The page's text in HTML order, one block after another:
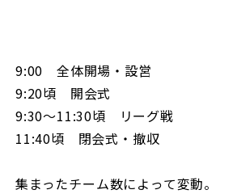
9:00 全体開場・設営
9:20頃 開会式
9:30～11:30頃 リーグ戦
11:40頃 閉会式・撤収
集まったチーム数によって変動。